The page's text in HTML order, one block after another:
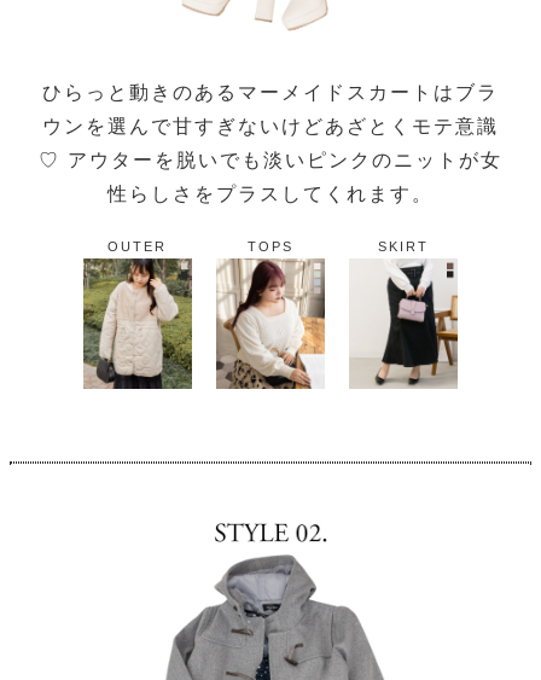
ひらっと動きのあるマーメイドスカートはブラ
ウンを選んで甘すぎないけどあざとくモテ意識
♡ アウターを脱いでも淡いピンクのニットが女
性らしさをプラスしてくれます。
OUTER TOPS SKIRT